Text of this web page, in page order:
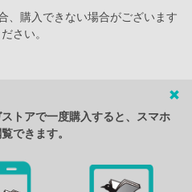
、購入できない場合がございます
さい。
トアで一度購入すると、スマホ
できます。